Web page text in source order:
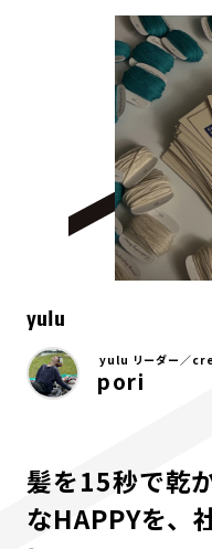
yulu
yulu リーダー／
pori
髪を15秒で乾
なHAPPYを、